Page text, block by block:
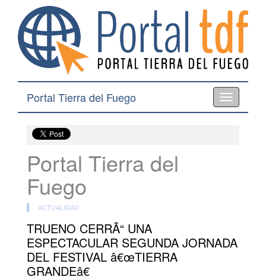
Toggle
navigation
Portal Tierra del Fuego
Portal Tierra del
Fuego
ACTUALIDAD
TRUENO CERRÃ“ UNA
ESPECTACULAR SEGUNDA JORNADA
DEL FESTIVAL â€œTIERRA
GRANDEâ€